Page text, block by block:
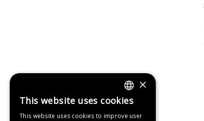
FINNISH
×
This website uses cookies
This website uses cookies to improve user